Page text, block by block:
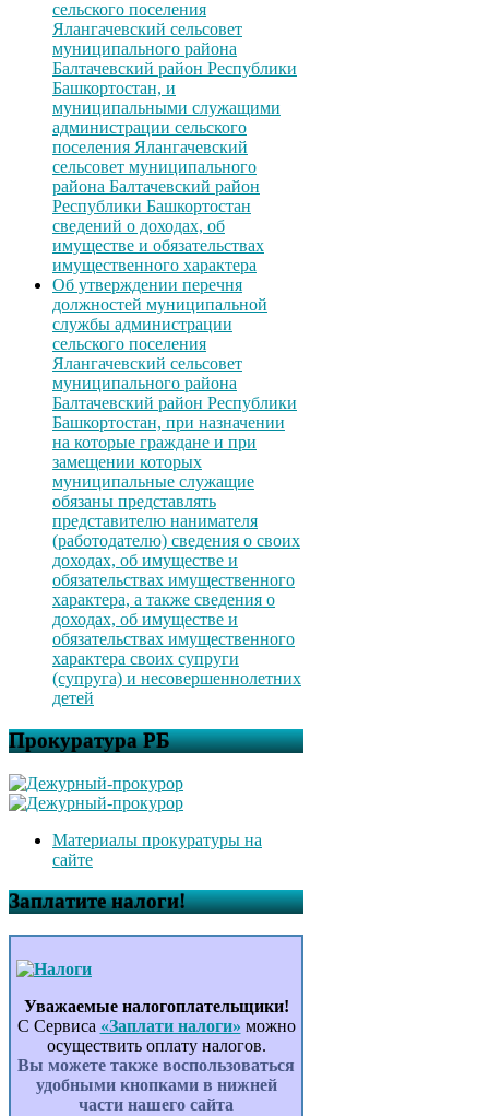
сельского поселения
Ялангачевский сельсовет
муниципального района
Балтачевский район Республики
Башкортостан, и
муниципальными служащими
администрации сельского
поселения Ялангачевский
сельсовет муниципального
района Балтачевский район
Республики Башкортостан
сведений о доходах, об
имуществе и обязательствах
имущественного характера
Об утверждении перечня
должностей муниципальной
службы администрации
сельского поселения
Ялангачевский сельсовет
муниципального района
Балтачевский район Республики
Башкортостан, при назначении
на которые граждане и при
замещении которых
муниципальные служащие
обязаны представлять
представителю нанимателя
(работодателю) сведения о своих
доходах, об имуществе и
обязательствах имущественного
характера, а также сведения о
доходах, об имуществе и
обязательствах имущественного
характера своих супруги
(супруга) и несовершеннолетних
детей
Прокуратура РБ
Материалы прокуратуры на
сайте
Заплатите налоги!
Уважаемые налогоплательщики!
С Сервиса «Заплати налоги» можно
осуществить оплату налогов.
Вы можете также воспользоваться
удобными кнопками в нижней
части нашего сайта